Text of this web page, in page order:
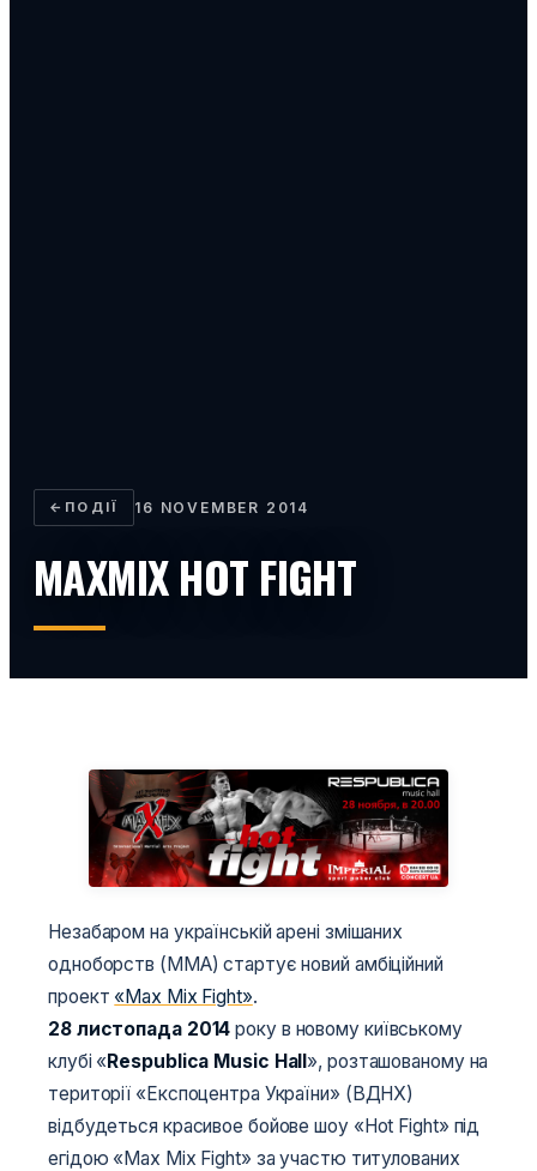
← ПОДІЇ 16 NOVEMBER 2014
MAXMIX HOT FIGHT
Незабаром на українській арені змішаних
одноборств (ММА) стартує новий амбіційний
проект «Max Mix Fight».
28 листопада 2014 року в новому київському
клубі «Respubliсa Music Hall », розташованому на
території «Експоцентра України» (ВДНХ)
відбудеться красивое бойове шоу «Hot Fight» під
егідою «Max Mix Fight» за участю титулованих